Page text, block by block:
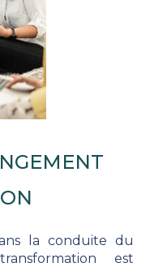
la conduite du
est